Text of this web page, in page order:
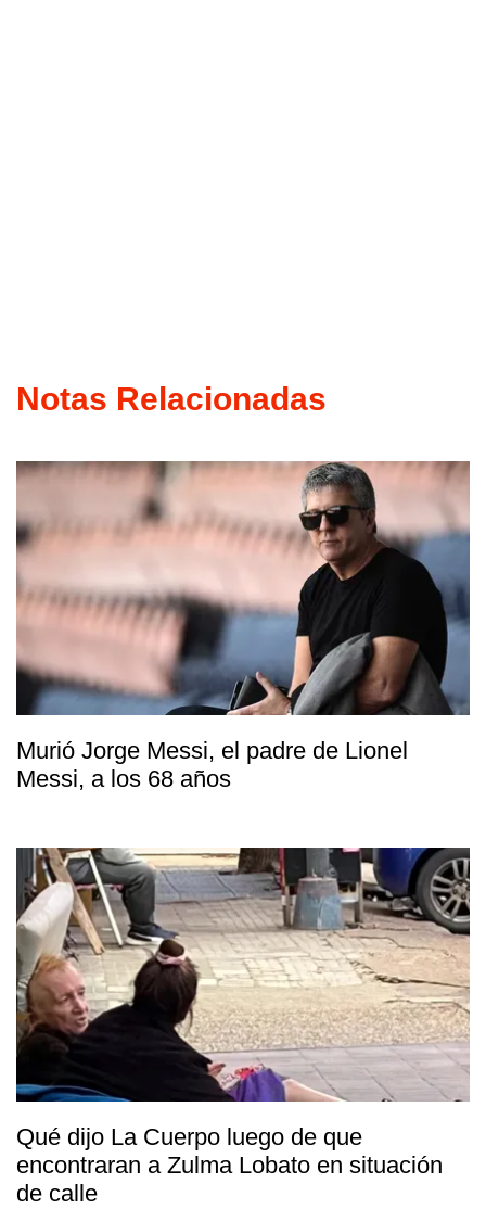
Notas Relacionadas
Murió Jorge Messi, el padre de Lionel
Messi, a los 68 años
Qué dijo La Cuerpo luego de que
encontraran a Zulma Lobato en situación
de calle